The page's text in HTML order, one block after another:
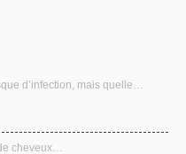
d’infection, mais quelle…
cheveux…